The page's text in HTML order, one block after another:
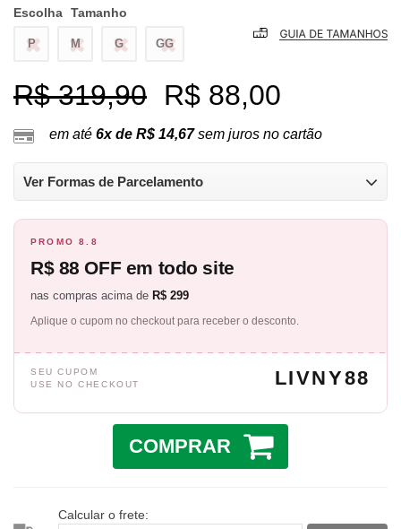
Escolha Tamanho
P M G GG
R$ 319,90 R$ 88,00
em até 6x de R$ 14,67sem juros no cartão
Ver Formas de Parcelamento
PROMO 8.8
R$ 88 OFF em todo site
nas compras acima de R$ 299
Aplique o cupom no checkout para receber o desconto.
SEU CUPOM
USE NO CHECKOUT
LIVNY88
COMPRAR
Calcular o frete: